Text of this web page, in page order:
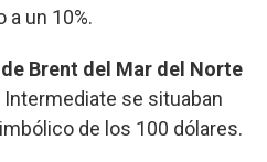
a un 10%.
Brent del Mar del Norte
se situaban
de los 100 dólares.